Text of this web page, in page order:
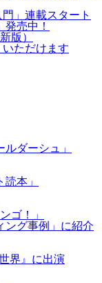
」連載スタート
売中！
版）
ただけます
ダーシュ」
本」
ゴ！」
ング事例」に紹介
界』に出演